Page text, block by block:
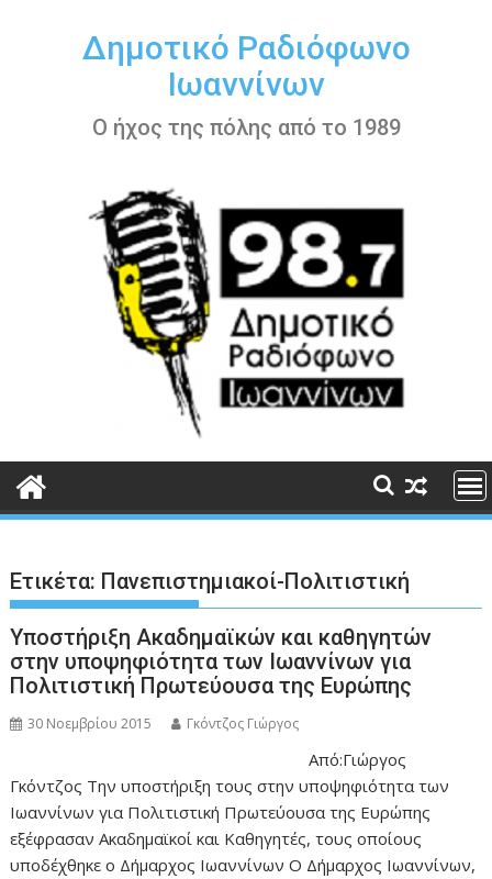
περιεχόμενοΔημοτικό Ραδιόφωνο
Ιωαννίνων
Ο ήχος της πόλης από το 1989
Ετικέτα: Πανεπιστημιακοί-Πολιτιστική
Υποστήριξη Ακαδημαϊκών και καθηγητών
στην υποψηφιότητα των Ιωαννίνων για
Πολιτιστική Πρωτεύουσα της Ευρώπης
30 Νοεμβρίου 2015 Γκόντζος Γιώργος
Από:Γιώργος
Γκόντζος Την υποστήριξη τους στην υποψηφιότητα των
Ιωαννίνων για Πολιτιστική Πρωτεύουσα της Ευρώπης
εξέφρασαν Ακαδημαϊκοί και Καθηγητές, τους οποίους
υποδέχθηκε ο Δήμαρχος Ιωαννίνων Ο Δήμαρχος Ιωαννίνων,